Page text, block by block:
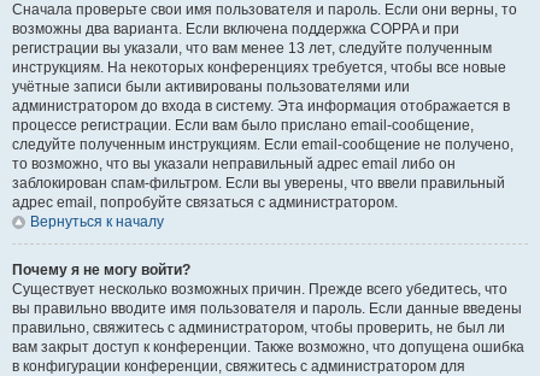
Сначала проверьте свои имя пользователя и пароль. Если они верны, то
возможны два варианта. Если включена поддержка COPPA и при
регистрации вы указали, что вам менее 13 лет, следуйте полученным
инструкциям. На некоторых конференциях требуется, чтобы все новые
учётные записи были активированы пользователями или
администратором до входа в систему. Эта информация отображается в
процессе регистрации. Если вам было прислано email-сообщение,
следуйте полученным инструкциям. Если email-сообщение не получено,
то возможно, что вы указали неправильный адрес email либо он
заблокирован спам-фильтром. Если вы уверены, что ввели правильный
адрес email, попробуйте связаться с администратором.
Вернуться к началу
Почему я не могу войти?
Существует несколько возможных причин. Прежде всего убедитесь, что
вы правильно вводите имя пользователя и пароль. Если данные введены
правильно, свяжитесь с администратором, чтобы проверить, не был ли
вам закрыт доступ к конференции. Также возможно, что допущена ошибка
в конфигурации конференции, свяжитесь с администратором для